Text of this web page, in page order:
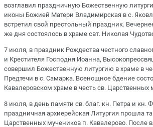
возглавил праздничную Божественную
иконы Божией Матери Владимирская в с.
встретил свой престольный праздник.
же дня состоялось в храме свт. Николая
7 июля, в праздник Рождества честного
и Крестителя Господня Иоанна,
совершил Божественную литургию в храме в
Предтечи в с. Самарка. Всенощное бдение
Кавалеровском храме в честь св. Царственных
8 июля, в день памяти св. благ. кн. Петра и кн.
праздничная архиерейская Литургия прошла
Царственных мучеников п. Кавалерово. После